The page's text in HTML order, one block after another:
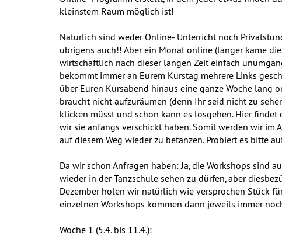
kleinstem Raum möglich ist!
Natürlich sind weder Online- Unterricht noch
übrigens auch!! Aber ein Monat online (länger käme
wirtschaftlich nach dieser langen Zeit einfach
bekommt immer an Eurem Kurstag mehrere Links
über Euren Kursabend hinaus eine ganze Woche
braucht nicht aufzuräumen (denn Ihr seid nicht zu
klicken müsst und schon kann es losgehen. Hier
wir sie anfangs verschickt haben. Somit werden wir
auf diesem Weg wieder zu betanzen. Probiert es bitte
Da wir schon Anfragen haben: Ja, die Workshops sind
wieder in der Tanzschule sehen zu dürfen, aber
Dezember holen wir natürlich wie versprochen Stück
einzelnen Workshops kommen dann jeweils immer
Woche 1 (5.4. bis 11.4.):